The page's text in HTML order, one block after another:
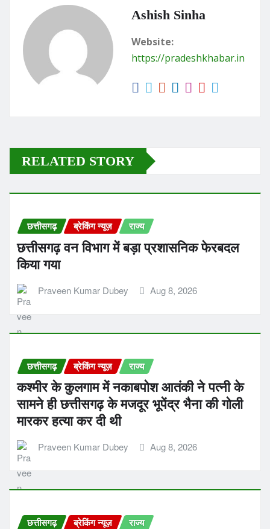
Ashish Sinha
Website:
https://pradeshkhabar.in
RELATED STORY
छत्तीसगढ़ ब्रेकिंग न्यूज़ राज्य
छत्तीसगढ़ वन विभाग में बड़ा प्रशासनिक फेरबदल
किया गया
Praveen Kumar Dubey Aug 8, 2026
छत्तीसगढ़ ब्रेकिंग न्यूज़ राज्य
कश्मीर के कुलगाम में नकाबपोश आतंकी ने पत्नी के
सामने ही छत्तीसगढ़ के मजदूर भूपेंद्र भैना की गोली
मारकर हत्या कर दी थी
Praveen Kumar Dubey Aug 8, 2026
छत्तीसगढ़ ब्रेकिंग न्यूज़ राज्य